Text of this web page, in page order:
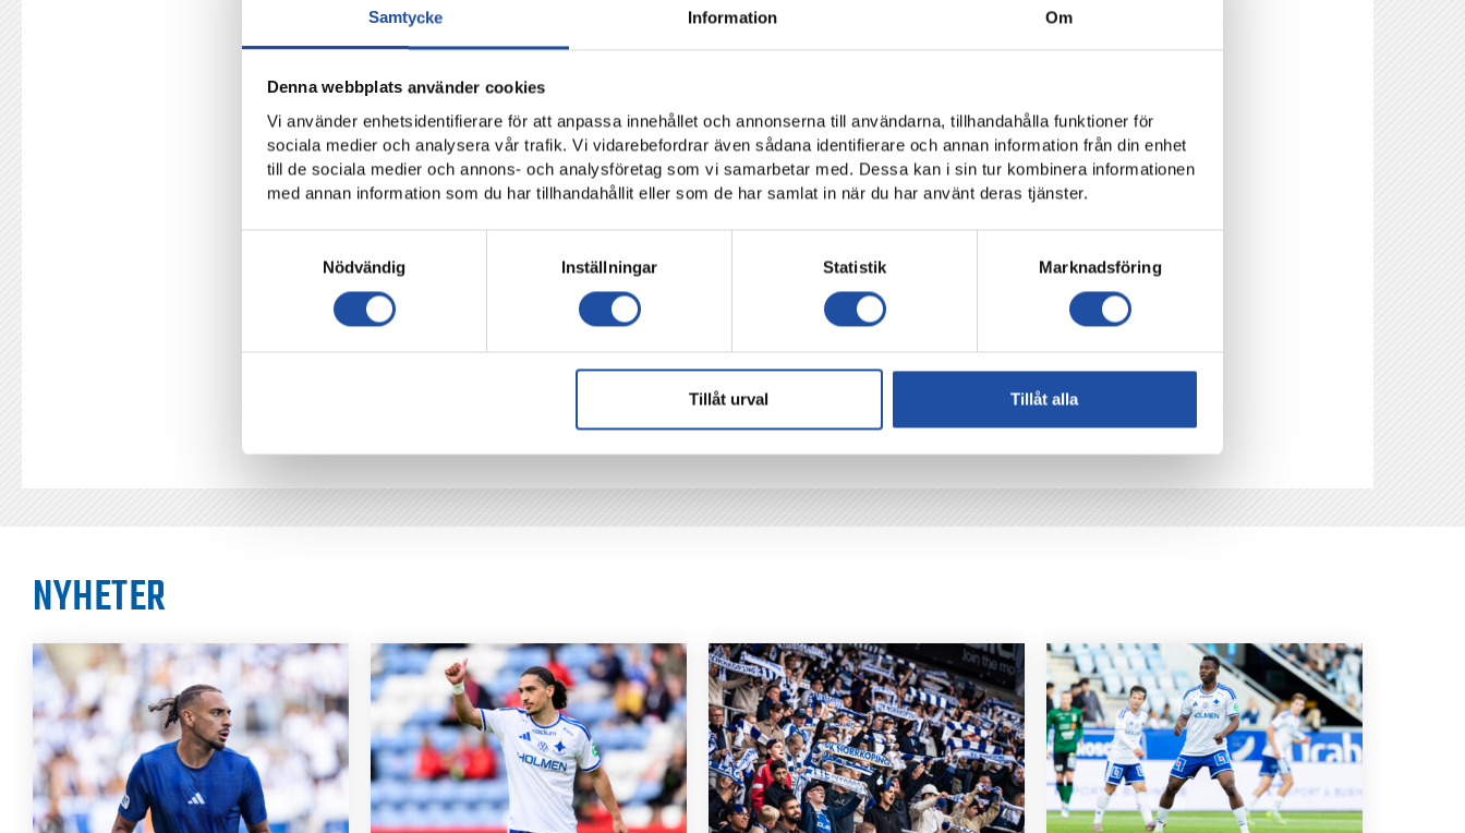
Samtycke Information Om
Denna webbplats använder cookies
Vi använder enhetsidentifierare för att anpassa innehållet och annonserna till användarna, tillhandahålla funktioner för
sociala medier och analysera vår trafik. Vi vidarebefordrar även sådana identifierare och annan information från din enhet
till de sociala medier och annons- och analysföretag som vi samarbetar med. Dessa kan i sin tur kombinera informationen
med annan information som du har tillhandahållit eller som de har samlat in när du har använt deras tjänster.
Nödvändig
Inställningar Statistik Marknadsföring
Tillåt urval Tillåt alla
Damernas gruppspel
Djurgårdens IF, borta, 13-16 mars.
IFK Norrköping återkommer med mer information om matcherna.
TILLBAKA
NYHETER